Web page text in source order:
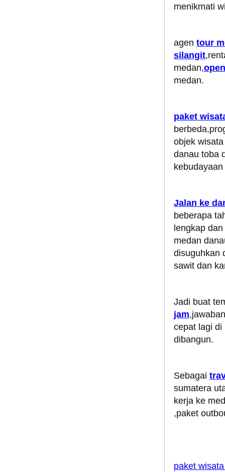
menikmati
agen tour
silangit
medan,
medan.
paket
objek
danau toba
Jalan ke
beberapa
lengkap
medan
disuguhkan
sawit dan
Jadi buat
jam
cepat lagi di
dibangun.
Sebagai
sumatera
kerja ke
,paket
paket